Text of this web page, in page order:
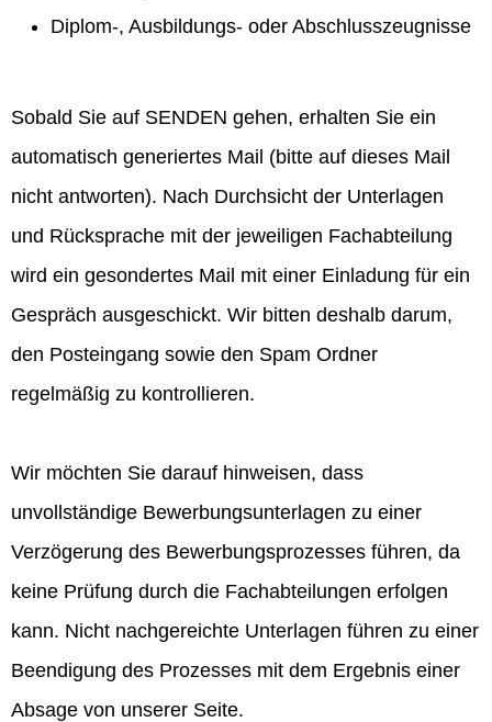
Diplom-, Ausbildungs- oder Abschlusszeugnisse
Sobald Sie auf SENDEN gehen, erhalten Sie ein
automatisch generiertes Mail (bitte auf dieses Mail
nicht antworten). Nach Durchsicht der Unterlagen
und Rücksprache mit der jeweiligen Fachabteilung
wird ein gesondertes Mail mit einer Einladung für ein
Gespräch ausgeschickt. Wir bitten deshalb darum,
den Posteingang sowie den Spam Ordner
regelmäßig zu kontrollieren.
Wir möchten Sie darauf hinweisen, dass
unvollständige Bewerbungsunterlagen zu einer
Verzögerung des Bewerbungsprozesses führen, da
keine Prüfung durch die Fachabteilungen erfolgen
kann. Nicht nachgereichte Unterlagen führen zu einer
Beendigung des Prozesses mit dem Ergebnis einer
Absage von unserer Seite.